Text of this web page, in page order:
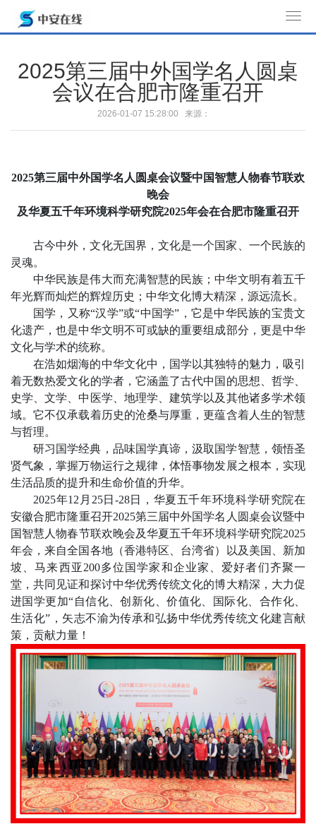
o
i
i
2025第三届中外国学名人圆桌
会议在合肥市隆重召开
2026-01-07 15:28:00 来源：
2025第三届中外国学名人圆桌会议暨中国智慧人物春节联欢
晚会
及华夏五千年环境科学研究院2025年会在合肥市隆重召开
古今中外，文化无国界，文化是一个国家、一个民族的
灵魂。
中华民族是伟大而充满智慧的民族；中华文明有着五千
年光辉而灿烂的辉煌历史；中华文化博大精深，源远流长。
国学，又称“汉学”或“中国学”，它是中华民族的宝贵文
化遗产，也是中华文明不可或缺的重要组成部分，更是中华
文化与学术的统称。
在浩如烟海的中华文化中，国学以其独特的魅力，吸引
着无数热爱文化的学者，它涵盖了古代中国的思想、哲学、
史学、文学、中医学、地理学、建筑学以及其他诸多学术领
域。它不仅承载着历史的沧桑与厚重，更蕴含着人生的智慧
与哲理。
研习国学经典，品味国学真谛，汲取国学智慧，领悟圣
贤气象，掌握万物运行之规律，体悟事物发展之根本，实现
生活品质的提升和生命价值的升华。
2025年12 月 25日 -28日，华夏五千年环境科学研究院在
安徽合肥市隆重召开2025第三届中外国学名人圆桌会议暨中
国智慧人物春节联欢晚会及华夏五千年环境科学研究院2025
年会，来自全国各地（香港特区、台湾省）以及美国、新加
坡、马来西亚 200多位国学家和企业家、爱好者们齐聚一
堂，共同见证和探讨中华优秀传统文化的博大精深，大力促
进国学更加“自信化、创新化、价值化、国际化、合作化、
生活化”，矢志不渝为传承和弘扬中华优秀传统文化建言献
策，贡献力量！